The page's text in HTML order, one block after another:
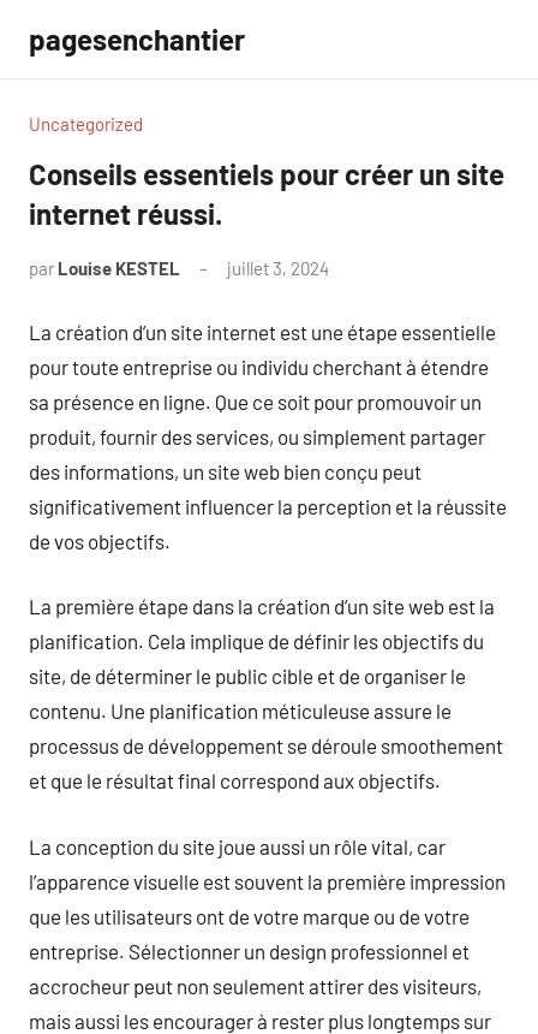
contenu
pagesenchantier
Uncategorized
Conseils essentiels pour créer un site
internet réussi.
par Louise KESTEL juillet 3, 2024
La création d’un site internet est une étape essentielle
pour toute entreprise ou individu cherchant à étendre
sa présence en ligne. Que ce soit pour promouvoir un
produit, fournir des services, ou simplement partager
des informations, un site web bien conçu peut
significativement influencer la perception et la réussite
de vos objectifs.
La première étape dans la création d’un site web est la
planification. Cela implique de définir les objectifs du
site, de déterminer le public cible et de organiser le
contenu. Une planification méticuleuse assure le
processus de développement se déroule smoothement
et que le résultat final correspond aux objectifs.
La conception du site joue aussi un rôle vital, car
l’apparence visuelle est souvent la première impression
que les utilisateurs ont de votre marque ou de votre
entreprise. Sélectionner un design professionnel et
accrocheur peut non seulement attirer des visiteurs,
mais aussi les encourager à rester plus longtemps sur